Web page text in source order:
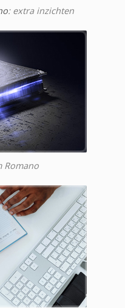
: extra inzichten
Romano